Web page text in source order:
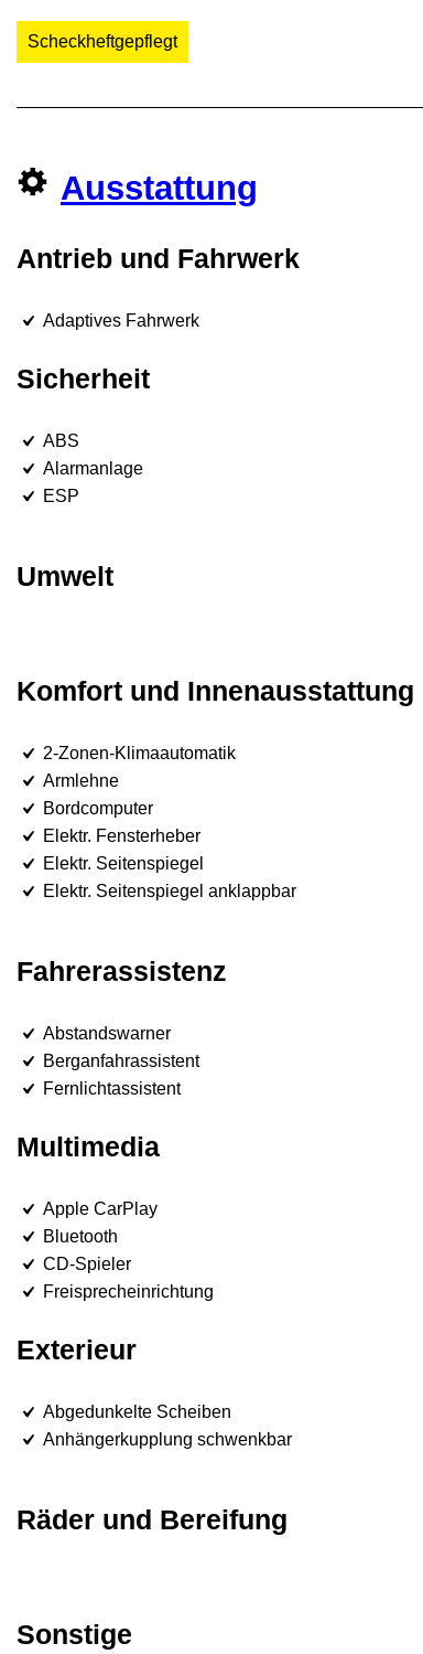
Scheckheftgepflegt
Ausstattung
Antrieb und Fahrwerk
Adaptives Fahrwerk
Sicherheit
ABS
Alarmanlage
ESP
Umwelt
Komfort und Innenausstattung
2-Zonen-Klimaautomatik
Armlehne
Bordcomputer
Elektr. Fensterheber
Elektr. Seitenspiegel
Elektr. Seitenspiegel anklappbar
Fahrerassistenz
Abstandswarner
Berganfahrassistent
Fernlichtassistent
Multimedia
Apple CarPlay
Bluetooth
CD-Spieler
Freisprecheinrichtung
Exterieur
Abgedunkelte Scheiben
Anhängerkupplung schwenkbar
Räder und Bereifung
Sonstige